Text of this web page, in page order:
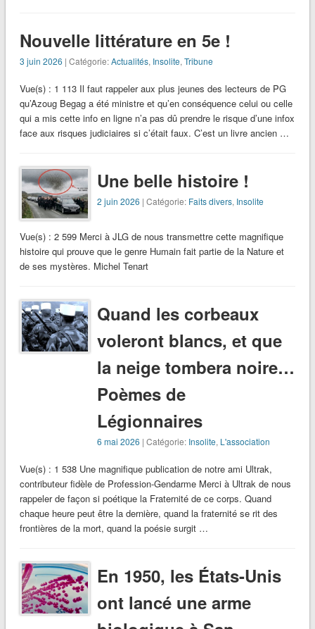
Nouvelle littérature en 5e !
3 juin 2026 | Catégorie:Actualités, Insolite, Tribune
Vue(s) : 1 113 Il faut rappeler aux plus jeunes des lecteurs de PG
qu’Azoug Begag a été ministre et qu’en conséquence celui ou celle
qui a mis cette info en ligne n’a pas dû prendre le risque d’une infox
face aux risques judiciaires si c’était faux. C’est un livre ancien …
Une belle histoire !
2 juin 2026 | Catégorie: Faits divers, Insolite
Vue(s) : 2 599 Merci à JLG de nous transmettre cette magnifique
histoire qui prouve que le genre Humain fait partie de la Nature et
de ses mystères. Michel Tenart
Quand les corbeaux
voleront blancs, et que
la neige tombera noire…
Poèmes de
Légionnaires
6 mai 2026 | Catégorie: Insolite, L'association
Vue(s) : 1 538 Une magnifique publication de notre ami Ultrak,
contributeur fidèle de Profession-Gendarme Merci à Ultrak de nous
rappeler de façon si poétique la Fraternité de ce corps. Quand
chaque heure peut être la dernière, quand la fraternité se rit des
frontières de la mort, quand la poésie surgit …
En 1950, les États-Unis
ont lancé une arme